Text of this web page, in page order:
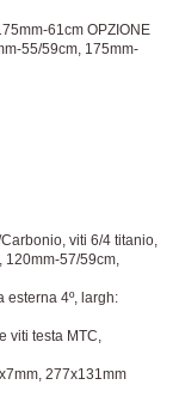
61cm OPZIONE
55/59cm, 175mm-
viti 6/4 titanio,
120mm-57/59cm,
esterna 4º, largh:
viti testa MTC,
277x131mm